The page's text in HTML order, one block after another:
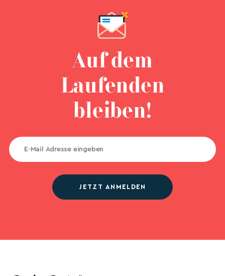
Auf dem
Laufenden
bleiben!
JETZT ANMELDEN